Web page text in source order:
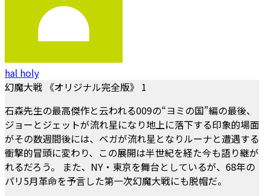
hal holy
幻魔大戦 《オリジナル完全版》 1
石森先生の最高傑作と云われる009の“ヨミの国”編の最後、
ジョーとジェットが流れ星になり地上に落下する印象的場面
がその数週間後には、ベガが流れ星となりルーナと遭遇する
衝撃的冒頭に変わり、この展開は半世紀を経た今も語り継が
れるだろう。 また、NY・東京を舞台としているが、68年の
パリ5月革命を予言した第一次幻魔大戦にも脱帽だ。